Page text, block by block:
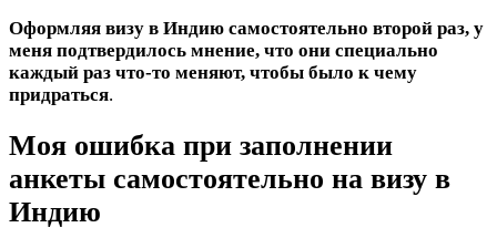
Оформляя визу в Индию самостоятельно второй раз, у
меня подтвердилось мнение, что они специально
каждый раз что-то меняют, чтобы было к чему
придраться.
Моя ошибка при заполнении
анкеты самостоятельно на визу в
Индию